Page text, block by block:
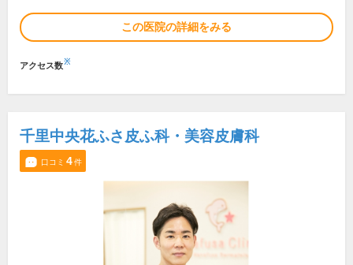
この医院の詳細をみる
アクセス数※
千里中央花ふさ皮ふ科・美容皮膚科
口コミ 4件